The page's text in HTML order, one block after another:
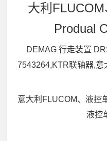
大利
Produal
DEMAG 行走装置
7543264,KTR联轴器,
意大利FLUCOM、液控
液控